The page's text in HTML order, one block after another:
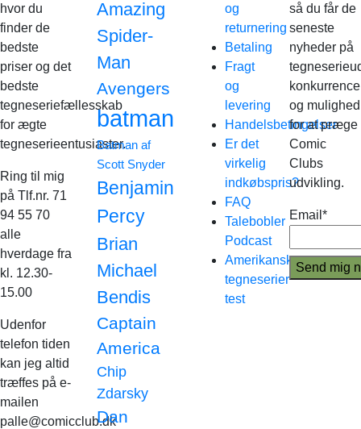
hvor du
finder de
bedste
priser og det
bedste
tegneseriefællesskab
for ægte
tegneserieentusiaster.
Ring til mig
på Tlf.nr. 71
94 55 70
alle
hverdage fra
kl. 12.30-
15.00
Udenfor
telefon tiden
kan jeg altid
træffes på e-
mailen
palle@comicclub.dk
Amazing
Spider-
Man
Avengers
batman
Batman af
Scott Snyder
Benjamin
Percy
Brian
Michael
Bendis
Captain
America
Chip
Zdarsky
Dan
og
returnering
Betaling
Fragt
og
levering
Handelsbetingelser
Er det
virkelig
indkøbspris?
FAQ
Talebobler
Podcast
Amerikanske
tegneserier
test
så du får de
seneste
nyheder på
og mulighed
for at præge
Comic
Clubs
udvikling.
Email*